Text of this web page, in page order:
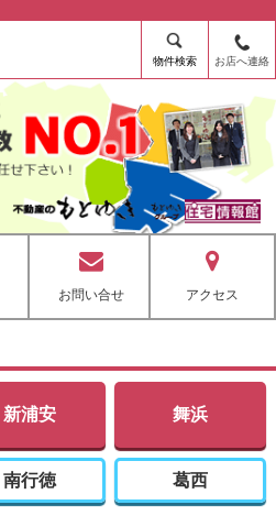
物件検索 お店へ連絡
お問い合せ アクセス
新浦安 舞浜
南行徳 葛西